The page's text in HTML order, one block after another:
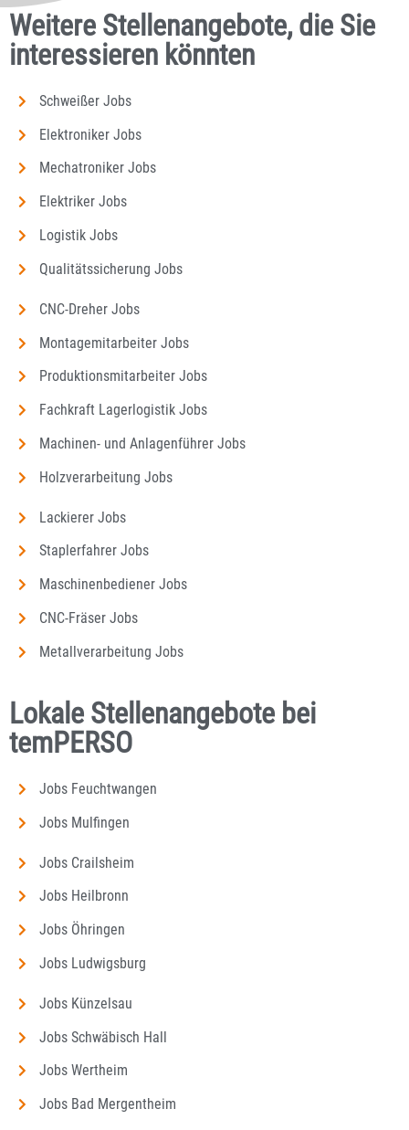
Weitere Stellenangebote, die Sie
interessieren könnten
Schweißer Jobs
Elektroniker Jobs
Mechatroniker Jobs
Elektriker Jobs
Logistik Jobs
Qualitätssicherung Jobs
CNC-Dreher Jobs
Montagemitarbeiter Jobs
Produktionsmitarbeiter Jobs
Fachkraft Lagerlogistik Jobs
Machinen- und Anlagenführer Jobs
Holzverarbeitung Jobs
Lackierer Jobs
Staplerfahrer Jobs
Maschinenbediener Jobs
CNC-Fräser Jobs
Metallverarbeitung Jobs
Lokale Stellenangebote bei
temPERSO
Jobs Feuchtwangen
Jobs Mulfingen
Jobs Crailsheim
Jobs Heilbronn
Jobs Öhringen
Jobs Ludwigsburg
Jobs Künzelsau
Jobs Schwäbisch Hall
Jobs Wertheim
Jobs Bad Mergentheim